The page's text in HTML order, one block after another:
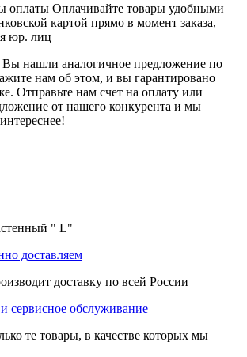
оплаты Оплачивайте товары удобными
картой прямо в момент заказа,
юр. лиц
нашли аналогичное предложение по
нам об этом, и вы гарантировано
Отправьте нам счет на оплату или
от нашего конкурента и мы
" L"
доставляем
доставку по всей России
и сервисное обслуживание
те товары, в качестве которых мы